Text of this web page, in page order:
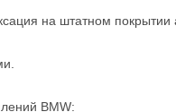
на штатном покрытии
BMW: